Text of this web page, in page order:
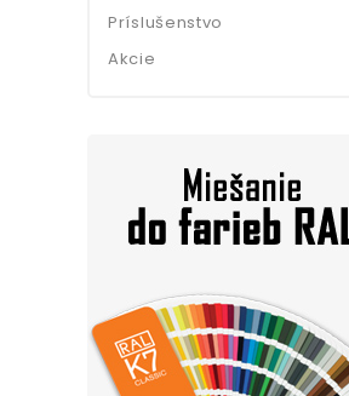
Príslušenstvo
Akcie